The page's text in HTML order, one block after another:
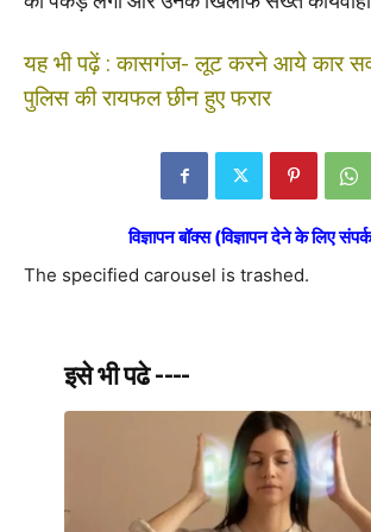
यह भी पढ़ें :कासगंज- लूट करने आये कार
पुलिस की रायफल छीन हुए फरार
विज्ञापन बॉक्स (विज्ञापन देने के लिए
The specified carousel is trashed.
इसे भी पढे ----